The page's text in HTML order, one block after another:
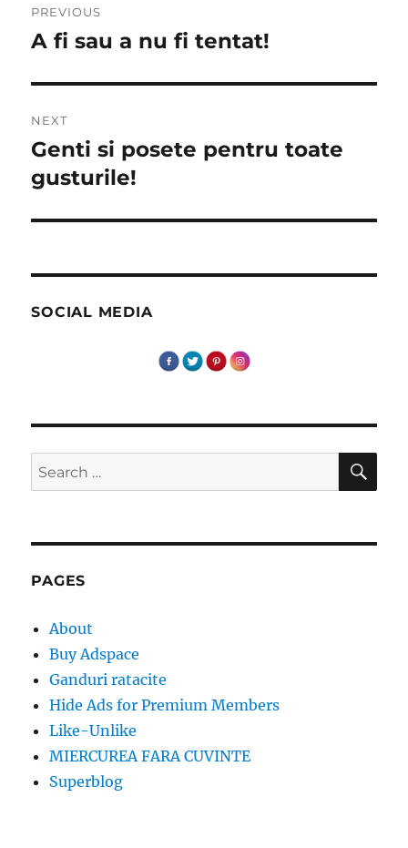
navigation
PREVIOUS
Previous
A fi sau a nu fi tentat!
NEXT
Next
post:
Genti si posete pentru toate
gusturile!
SOCIAL MEDIA
Search
for:
PAGES
About
Buy Adspace
Ganduri ratacite
Hide Ads for Premium Members
Like-Unlike
MIERCUREA FARA CUVINTE
Superblog